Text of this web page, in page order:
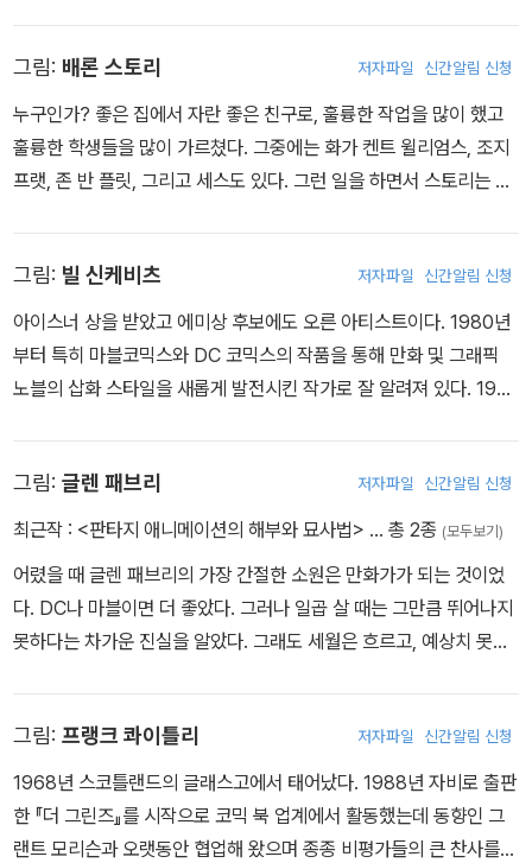
o)>를 그렸다. 마나라는 작품에 깃든 에로틱한 분위기와 성적인 아이
러니 때문에 세상에서 제일가는 일러스트레이터 중 한 명이 되었지
과 성애 이야기를 통해 시대의 정직하고 예술적인 보고자가 될 수 있
었다. 그의 책들은 국제적인 성공을 거두었는데, <클릭!> 같은 작품
들, 펠리니의 <인터뷰(Intervista)> 프로그램 책자, 그리고 수많은
그림을 그린다. 책에 삽화를 그리고, 언론에 협력하고, TV를 위해 미
술 연출을 하고, <맨 인 블랙> 만화 시리즈 캐릭터를 만들고, 재미있
어 보이면서 이미지와 스토리텔링에 관련된 프로젝트라면 뭐든 뛰어
든다. 작업에는 전통적인 도구를 쓴다. 연필, 펜, 붓, 온갖 종류의 그림
시골에 산다. 여행하고 읽고 음악을 듣고 영화를 보고, 친구들과 훌륭
한 포도주와 멋진 대화 나누기를 좋아한다. 그리고 바다에서 멀리 떨
그림: 배론 스토리 저자파일 신간알림 신청
누구인가? 좋은 집에서 자란 좋은 친구로, 훌륭한 작업을 많이 했고
훌륭한 학생들을 많이 가르쳤다. 그중에는 화가 켄트 윌리엄스, 조지
프랫, 존 반 플릿, 그리고 세스도 있다. 그런 일을 하면서 스토리는 스
976년 뉴욕 일러스트레이터 협회 골드메달 수상자로, 스토리는 뉴욕
시 비주얼 아트 스쿨과 디자인 아트 센터 칼리지를 비롯한 많은 대학
에서 가르쳤다. 또 미합중국 공보국과 나사에서부터 <헤비메탈> 잡
지와 퍼트넘 출판사에 이르기까지 다양한 고객을 위해 프리랜서 일러
서 많은 1인 전시회를 열었다. 또한 극장과 음악에도 적극적이며, 샌
프란시스코에 거주한다.
그림: 빌 신케비츠 저자파일 신간알림 신청
아이스너 상을 받았고 에미상 후보에도 오른 아티스트이다. 1980년
부터 특히 마블코믹스와 DC 코믹스의 작품을 통해 만화 및 그래픽
노블의 삽화 스타일을 새롭게 발전시킨 작가로 잘 알려져 있다. 198
그림: 글렌 패브리 저자파일 신간알림 신청
최근작 : <판타지 애니메이션의 해부와 묘사법> … 총 2종 (모두보기)
어렸을 때 글렌 패브리의 가장 간절한 소원은 만화가가 되는 것이었
다. DC나 마블이면 더 좋았다. 그러나 일곱 살 때는 그만큼 뛰어나지
못하다는 차가운 진실을 알았다. 그래도 세월은 흐르고, 예상치 못한
을 그리고 있었다. 1992년에는 DC/버티고의 <헬블레이저>, 나중에
는 (찬탄할 만한 가스 에니스의) <프리처> 표지를 그리고 있었고, 마
침내 야심이 실현되었다. 20년 동안 방에 앉아서 그림을 그린 것이
다! 그는 행복해졌다.
그림: 프랭크 콰이틀리 저자파일 신간알림 신청
1968년 스코틀랜드의 글래스고에서 태어났다. 1988년 자비로 출판
한 『더 그린즈』를 시작으로 코믹 북 업계에서 활동했는데 동향인 그
랜트 모리슨과 오랫동안 협업해 왔으며 종종 비평가들의 큰 찬사를